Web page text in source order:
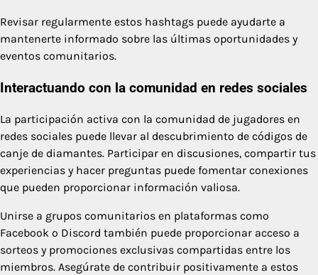
Revisar regularmente estos hashtags puede ayudarte a
mantenerte informado sobre las últimas oportunidades y
eventos comunitarios.
Interactuando con la comunidad en redes sociales
La participación activa con la comunidad de jugadores en
redes sociales puede llevar al descubrimiento de códigos de
canje de diamantes. Participar en discusiones, compartir tus
experiencias y hacer preguntas puede fomentar conexiones
que pueden proporcionar información valiosa.
Unirse a grupos comunitarios en plataformas como
Facebook o Discord también puede proporcionar acceso a
sorteos y promociones exclusivas compartidas entre los
miembros. Asegúrate de contribuir positivamente a estos